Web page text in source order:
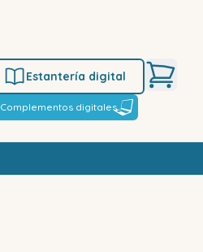
Estantería digital
Complementos digitales